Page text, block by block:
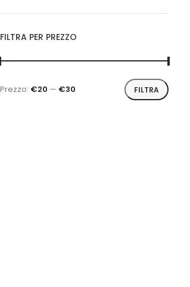
FILTRA PER PREZZO
FILTRA
Prezzo: €20 — €30